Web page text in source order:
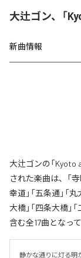
大辻ゴン、「
新曲情報
大辻ゴンの「Kyoto
された楽曲は、「寺
幸道」「五条通」「
大橋」「四条大橋」
含む全17曲となって
静かな通りに灯る明